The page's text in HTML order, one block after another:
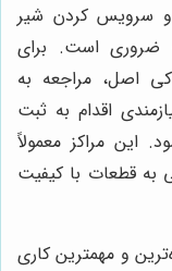
و سرویس کردن شیر
ضروری است. برای
اصل، مراجعه به
اقدام به ثبت
این مراکز معمولاً
به قطعات با کیفیت
و مهمترین کاری